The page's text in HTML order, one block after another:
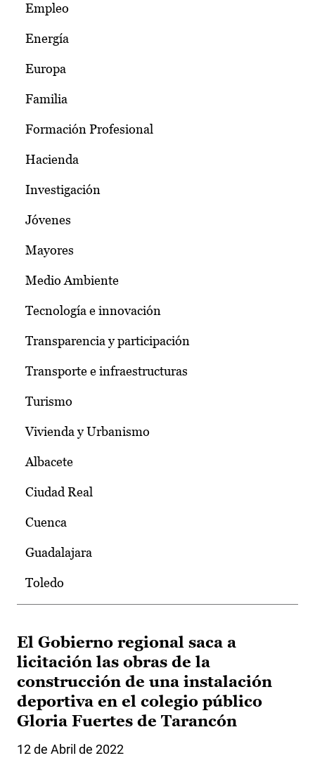
Empleo
Energía
Europa
Familia
Formación Profesional
Hacienda
Investigación
Jóvenes
Mayores
Medio Ambiente
Tecnología e innovación
Transparencia y participación
Transporte e infraestructuras
Turismo
Vivienda y Urbanismo
Albacete
Ciudad Real
Cuenca
Guadalajara
Toledo
El Gobierno regional saca a
licitación las obras de la
construcción de una instalación
deportiva en el colegio público
Gloria Fuertes de Tarancón
12 de Abril de 2022